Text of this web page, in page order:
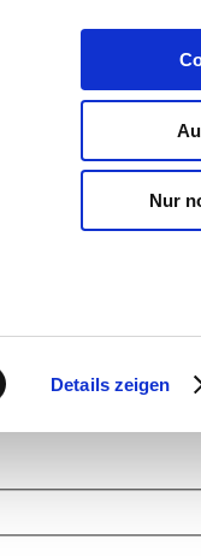
Details zeigen
Nur